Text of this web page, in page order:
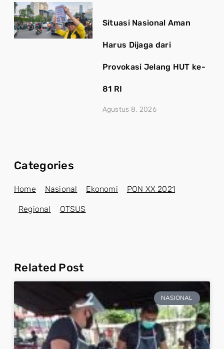
Situasi Nasional Aman
Harus Dijaga dari
Provokasi Jelang HUT ke-
81 RI
Agustus 8, 2026
Categories
Home Nasional Ekonomi PON XX 2021
Regional OTSUS
Related Post
NASIONAL